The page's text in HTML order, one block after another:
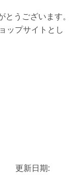
うございます。
ップサイトとし
更新日期: